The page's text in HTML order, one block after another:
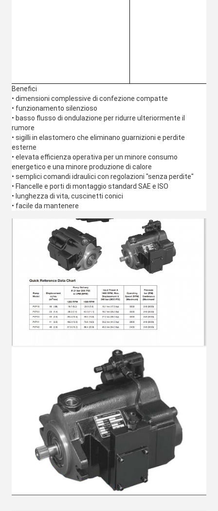
Benefici
• dimensioni complessive di confezione compatte
• funzionamento silenzioso
• basso flusso di ondulazione per ridurre ulteriormente il
rumore
• sigilli in elastomero che eliminano guarnizioni e perdite
esterne
• elevata efficienza operativa per un minore consumo
energetico e una minore produzione di calore
• semplici comandi idraulici con regolazioni "senza perdite"
• Flancelle e porti di montaggio standard SAE e ISO
• lunghezza di vita, cuscinetti conici
• facile da mantenere